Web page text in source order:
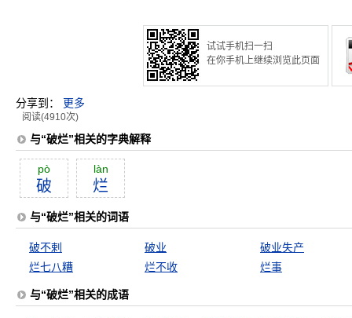
试试手机扫一扫
在你手机上继续浏览此页面
分享到： 更多
阅读(4910次)
与“破烂”相关的字典解释
pò
破
làn
烂
与“破烂”相关的词语
破不剌 破业
破业失产
烂七八糟
烂不收 烂事
与“破烂”相关的成语